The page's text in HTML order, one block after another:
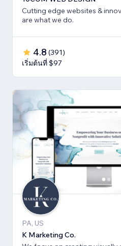
Cutting edge websites &
are what we do.
4.8 (391)
เริ่มต้นที่ $97
PA, US
K Marketing Co.